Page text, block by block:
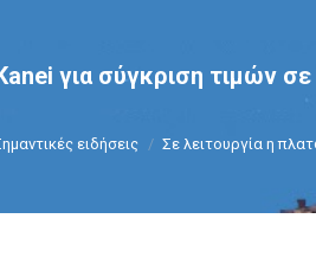
για σύγκριση τιμών
ειδήσεις Σε λειτουργία η